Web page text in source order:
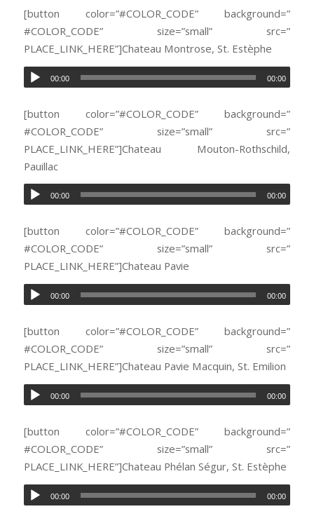
[button color=”#COLOR_CODE” background=”
#COLOR_CODE” size=”small” src=”
PLACE_LINK_HERE”]Chateau Montrose, St. Estèphe
00:00 00:00
[button color=”#COLOR_CODE” background=”
#COLOR_CODE” size=”small” src=”
PLACE_LINK_HERE”]Chateau Mouton-Rothschild,
Pauillac
00:00 00:00
[button color=”#COLOR_CODE” background=”
#COLOR_CODE” size=”small” src=”
PLACE_LINK_HERE”]Chateau Pavie
00:00 00:00
[button color=”#COLOR_CODE” background=”
#COLOR_CODE” size=”small” src=”
PLACE_LINK_HERE”]Chateau Pavie Macquin, St. Emilion
00:00 00:00
[button color=”#COLOR_CODE” background=”
#COLOR_CODE” size=”small” src=”
PLACE_LINK_HERE”]Chateau Phélan Ségur, St. Estèphe
00:00 00:00